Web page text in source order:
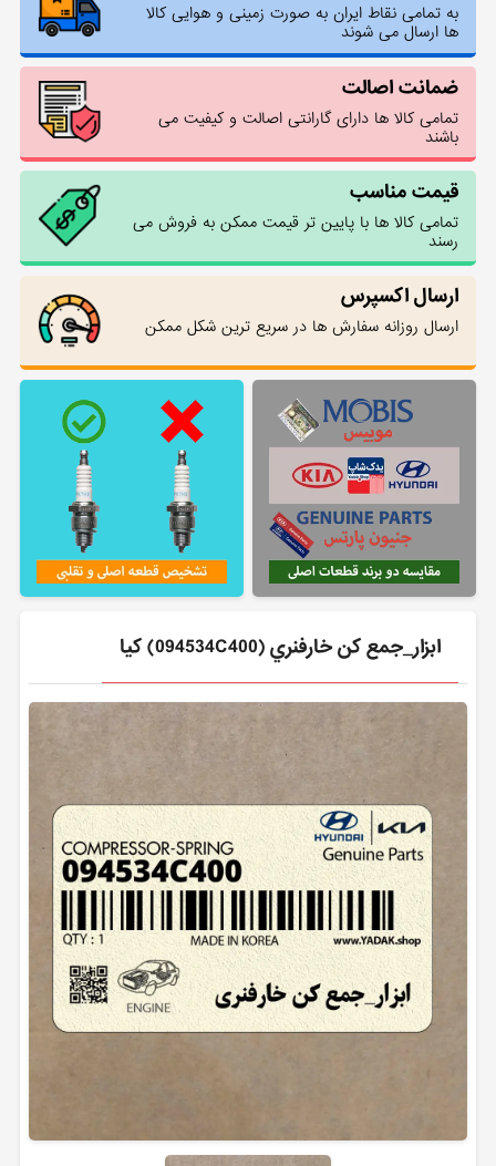
به تمامی نقاط ایران به صورت زمینی و هوایی کالا
ها ارسال می شوند
ضمانت اصالت
تمامی کالا ها دارای گارانتی اصالت و کیفیت می
باشند
قیمت مناسب
تمامی کالا ها با پایین تر قیمت ممکن به فروش می
رسند
ارسال اکسپرس
ارسال روزانه سفارش ها در سریع ترین شکل ممکن
ابزار_جمع كن خارفنري (094534C400) کیا